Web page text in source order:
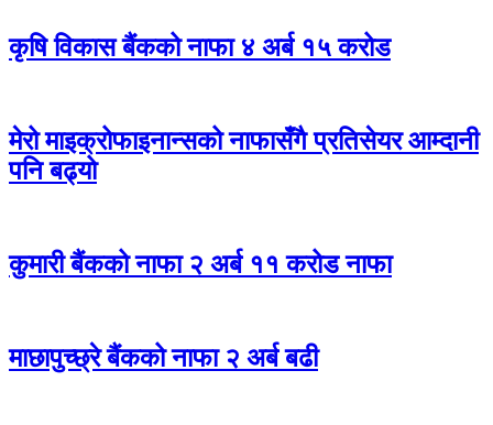
कृषि विकास बैंकको नाफा ४ अर्ब १५ करोड
मेरो माइक्रोफाइनान्सको नाफासँगै प्रतिसेयर आम्दानी
पनि बढ्यो
कुमारी बैंकको नाफा २ अर्ब ११ करोड नाफा
माछापुच्छ्रे बैंकको नाफा २ अर्ब बढी